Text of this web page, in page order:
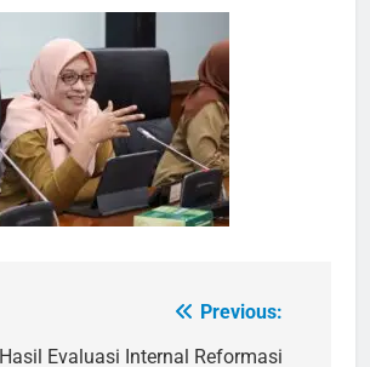
Previous:
Evaluasi Internal Reformasi